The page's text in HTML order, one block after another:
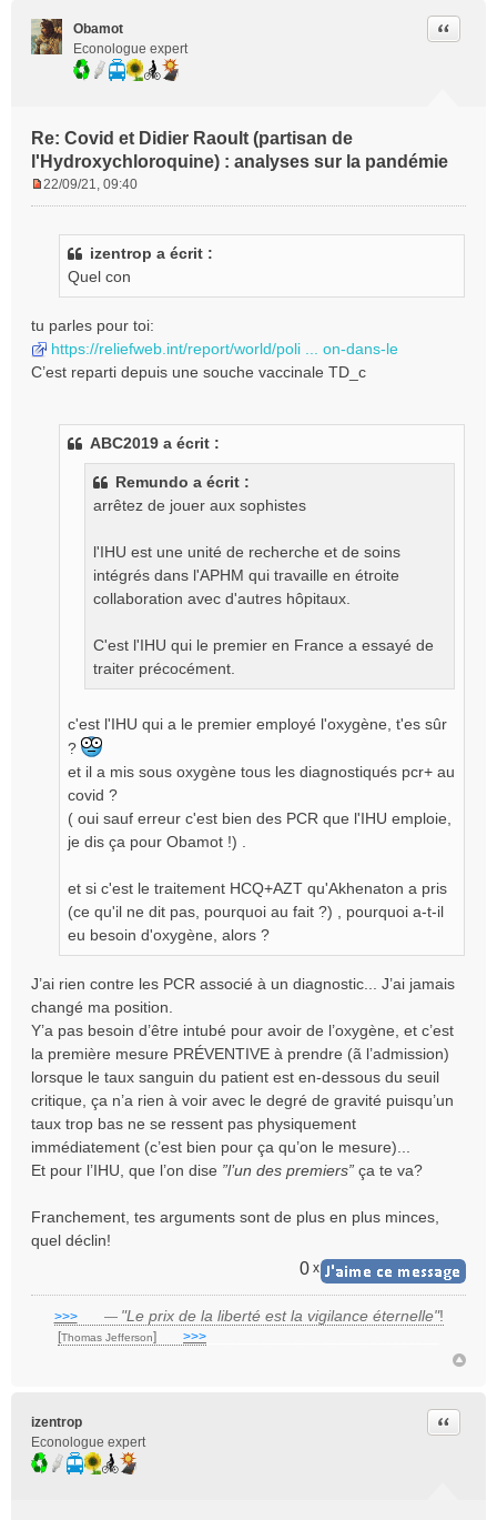
Obamot
Econologue expert
Re: Covid et Didier Raoult (partisan de
l'Hydroxychloroquine) : analyses sur la pandémie
Citer
n
o
n
22/09/21, 09:40
izentrop a écrit :
Quel con
tu parles pour toi:
https://reliefweb.int/report/world/poli ... on-dans-le
C’est reparti depuis une souche vaccinale TD_c
ABC2019 a écrit :
Remundo a écrit :
arrêtez de jouer aux sophistes
l'IHU est une unité de recherche et de soins
intégrés dans l'APHM qui travaille en étroite
collaboration avec d'autres hôpitaux.
C'est l'IHU qui le premier en France a essayé de
traiter précocément.
c'est l'IHU qui a le premier employé l'oxygène, t'es sûr
?
et il a mis sous oxygène tous les diagnostiqués pcr+ au
covid ?
( oui sauf erreur c'est bien des PCR que l'IHU emploie,
je dis ça pour Obamot !) .
et si c'est le traitement HCQ+AZT qu'Akhenaton a pris
(ce qu'il ne dit pas, pourquoi au fait ?) , pourquoi a-t-il
eu besoin d'oxygène, alors ?
J’ai rien contre les PCR associé à un diagnostic... J’ai jamais
changé ma position.
Y’a pas besoin d’être intubé pour avoir de l’oxygène, et c’est
la première mesure PRÉVENTIVE à prendre (ã l’admission)
lorsque le taux sanguin du patient est en-dessous du seuil
critique, ça n’a rien à voir avec le degré de gravité puisqu’un
taux trop bas ne se ressent pas physiquement
immédiatement (c’est bien pour ça qu’on le mesure)...
Et pour l’IHU, que l’on dise ”l’un des premiers” ça te va?
Franchement, tes arguments sont de plus en plus minces,
quel déclin!
0 x
>>>___ — "Le prix de la liberté est la vigilance éternelle"!
[Thomas Jefferson] >>>
izentrop
Econologue expert
Citer